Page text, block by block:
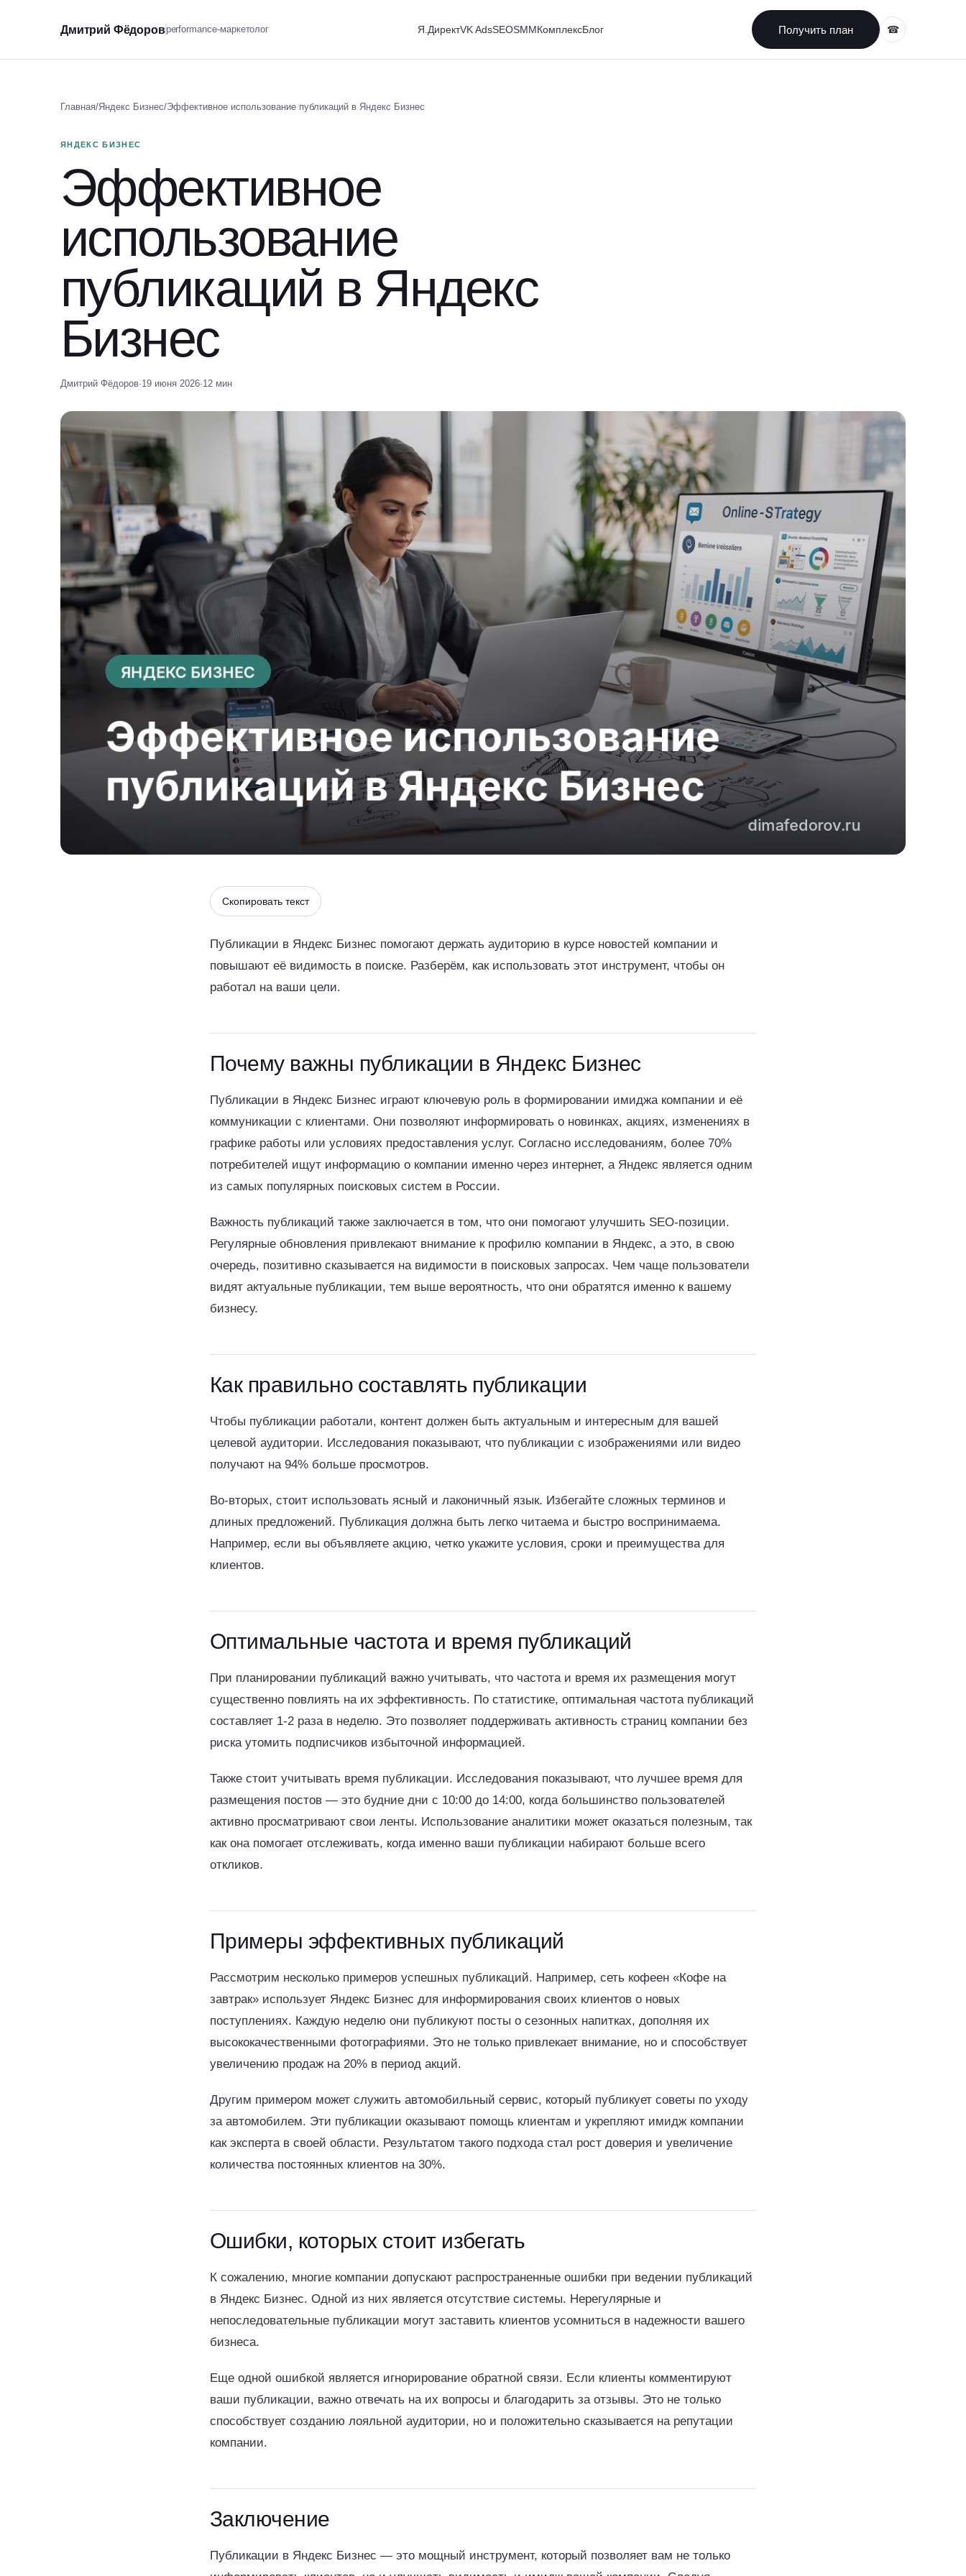
Дмитрий Фёдоровperformance-маркетолог Я.ДиректVK AdsSEOSMMКомплексБлог Получить план ☎
Главная/Яндекс Бизнес/Эффективное использование публикаций в Яндекс Бизнес
ЯНДЕКС БИЗНЕС
Эффективное
использование
публикаций в Яндекс
Бизнес
Дмитрий Фёдоров·19 июня 2026·12 мин
Скопировать текст
Публикации в Яндекс Бизнес помогают держать аудиторию в курсе новостей компании и
повышают её видимость в поиске. Разберём, как использовать этот инструмент, чтобы он
работал на ваши цели.
Почему важны публикации в Яндекс Бизнес
Публикации в Яндекс Бизнес играют ключевую роль в формировании имиджа компании и её
коммуникации с клиентами. Они позволяют информировать о новинках, акциях, изменениях в
графике работы или условиях предоставления услуг. Согласно исследованиям, более 70%
потребителей ищут информацию о компании именно через интернет, а Яндекс является одним
из самых популярных поисковых систем в России.
Важность публикаций также заключается в том, что они помогают улучшить SEO-позиции.
Регулярные обновления привлекают внимание к профилю компании в Яндекс, а это, в свою
очередь, позитивно сказывается на видимости в поисковых запросах. Чем чаще пользователи
видят актуальные публикации, тем выше вероятность, что они обратятся именно к вашему
бизнесу.
Как правильно составлять публикации
Чтобы публикации работали, контент должен быть актуальным и интересным для вашей
целевой аудитории. Исследования показывают, что публикации с изображениями или видео
получают на 94% больше просмотров.
Во-вторых, стоит использовать ясный и лаконичный язык. Избегайте сложных терминов и
длиных предложений. Публикация должна быть легко читаема и быстро воспринимаема.
Например, если вы объявляете акцию, четко укажите условия, сроки и преимущества для
клиентов.
Оптимальные частота и время публикаций
При планировании публикаций важно учитывать, что частота и время их размещения могут
существенно повлиять на их эффективность. По статистике, оптимальная частота публикаций
составляет 1-2 раза в неделю. Это позволяет поддерживать активность страниц компании без
риска утомить подписчиков избыточной информацией.
Также стоит учитывать время публикации. Исследования показывают, что лучшее время для
размещения постов — это будние дни с 10:00 до 14:00, когда большинство пользователей
активно просматривают свои ленты. Использование аналитики может оказаться полезным, так
как она помогает отслеживать, когда именно ваши публикации набирают больше всего
откликов.
Примеры эффективных публикаций
Рассмотрим несколько примеров успешных публикаций. Например, сеть кофеен «Кофе на
завтрак» использует Яндекс Бизнес для информирования своих клиентов о новых
поступлениях. Каждую неделю они публикуют посты о сезонных напитках, дополняя их
высококачественными фотографиями. Это не только привлекает внимание, но и способствует
увеличению продаж на 20% в период акций.
Другим примером может служить автомобильный сервис, который публикует советы по уходу
за автомобилем. Эти публикации оказывают помощь клиентам и укрепляют имидж компании
как эксперта в своей области. Результатом такого подхода стал рост доверия и увеличение
количества постоянных клиентов на 30%.
Ошибки, которых стоит избегать
К сожалению, многие компании допускают распространенные ошибки при ведении публикаций
в Яндекс Бизнес. Одной из них является отсутствие системы. Нерегулярные и
непоследовательные публикации могут заставить клиентов усомниться в надежности вашего
бизнеса.
Еще одной ошибкой является игнорирование обратной связи. Если клиенты комментируют
ваши публикации, важно отвечать на их вопросы и благодарить за отзывы. Это не только
способствует созданию лояльной аудитории, но и положительно сказывается на репутации
компании.
Заключение
Публикации в Яндекс Бизнес — это мощный инструмент, который позволяет вам не только